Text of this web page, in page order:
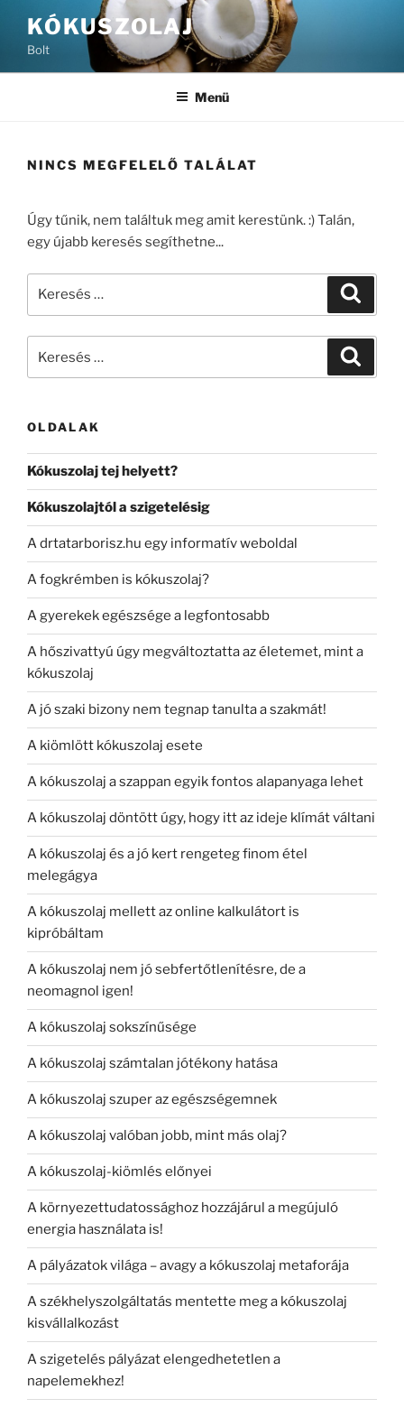
Tartalomhoz
KÓKUSZOLAJ
Bolt
Menü
NINCS MEGFELELŐ TALÁLAT
Úgy tűnik, nem találtuk meg amit kerestünk. :) Talán,
egy újabb keresés segíthetne...
kifejezésre:
OLDALAK
Kókuszolaj tej helyett?
Kókuszolajtól a szigetelésig
A drtatarborisz.hu egy informatív weboldal
A fogkrémben is kókuszolaj?
A gyerekek egészsége a legfontosabb
A hőszivattyú úgy megváltoztatta az életemet, mint a
kókuszolaj
A jó szaki bizony nem tegnap tanulta a szakmát!
A kiömlött kókuszolaj esete
A kókuszolaj a szappan egyik fontos alapanyaga lehet
A kókuszolaj döntött úgy, hogy itt az ideje klímát váltani
A kókuszolaj és a jó kert rengeteg finom étel
melegágya
A kókuszolaj mellett az online kalkulátort is
kipróbáltam
A kókuszolaj nem jó sebfertőtlenítésre, de a
neomagnol igen!
A kókuszolaj sokszínűsége
A kókuszolaj számtalan jótékony hatása
A kókuszolaj szuper az egészségemnek
A kókuszolaj valóban jobb, mint más olaj?
A kókuszolaj-kiömlés előnyei
A környezettudatossághoz hozzájárul a megújuló
energia használata is!
A pályázatok világa – avagy a kókuszolaj metaforája
A székhelyszolgáltatás mentette meg a kókuszolaj
kisvállalkozást
A szigetelés pályázat elengedhetetlen a
napelemekhez!